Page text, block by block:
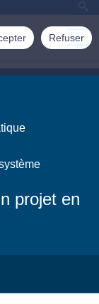
Refuser
projet en